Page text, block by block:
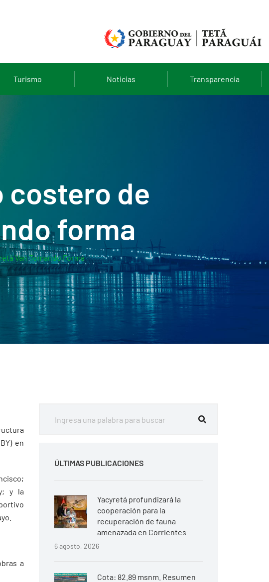
Turismo Noticias Transparencia
costero de
forma
Van Tomando Forma
en
y la
a
ÚLTIMAS PUBLICACIONES
Yacyretá profundizará la
cooperación para la
recuperación de fauna
amenazada en Corrientes
6 agosto, 2026
Cota: 82.89 msnm. Resumen